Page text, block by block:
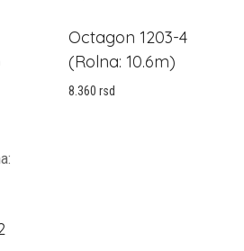
Octagon 1203-4
(rolna: 10.6m)
8.360 rsd